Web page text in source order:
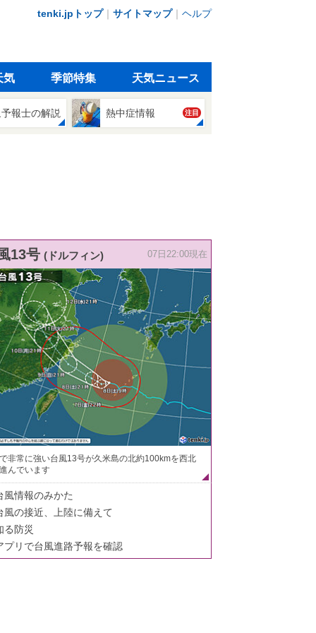
tenki.jpトップ｜ サイトマップ｜ ヘルプ
気 季節特集 天気ニュース
報士の解説 熱中症情報 注目
13号 (ドルフィン) 07日22:00現在
非常に強い台風13号が久米島の北約100kmを西北
んでいます
風情報のみかた
風の接近、上陸に備えて
る防災
プリで台風進路予報を確認